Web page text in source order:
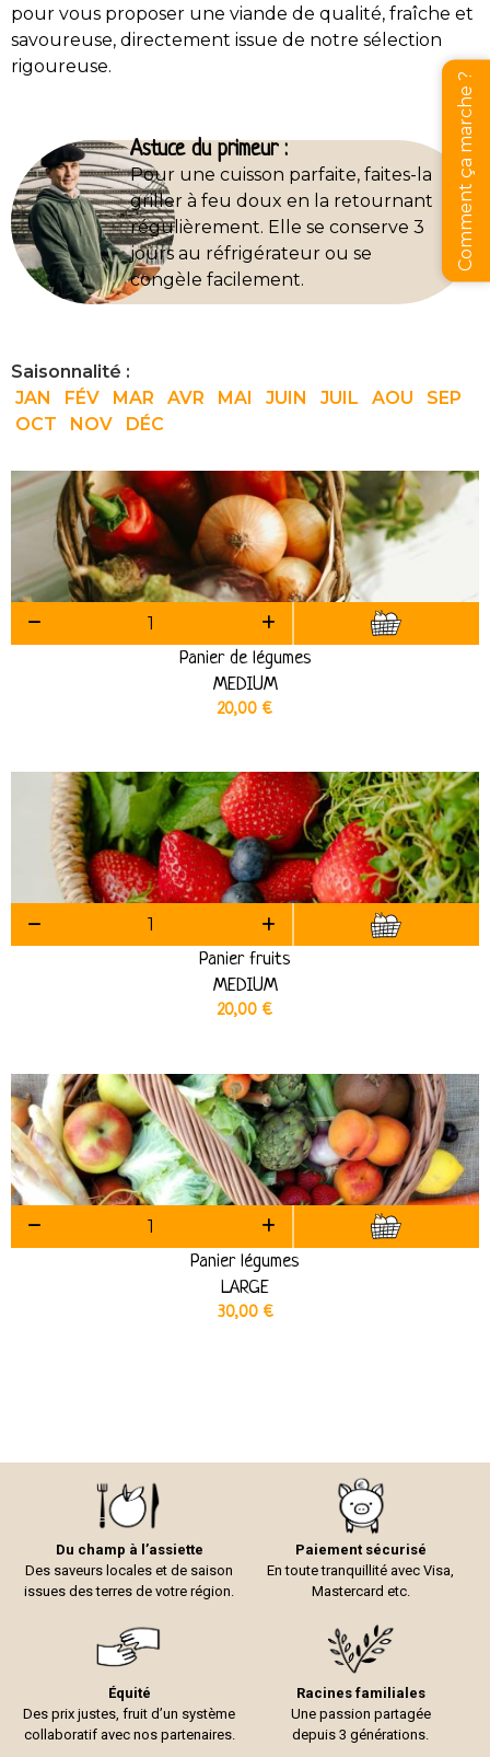
pour vous proposer une viande de qualité, fraîche et
savoureuse, directement issue de notre sélection
rigoureuse.
Astuce du primeur :
Pour une cuisson parfaite, faites-la
griller à feu doux en la retournant
régulièrement. Elle se conserve 3
jours au réfrigérateur ou se
congèle facilement.
Saisonnalité :
JAN
FÉV MAR AVR MAI JUIN JUIL AOU
SEP
OCT
NOV DÉC
Panier de légumes
MEDIUM
20,00 €
Panier fruits
MEDIUM
20,00 €
Panier légumes
LARGE
30,00 €
Du champ à l’assiette
Des saveurs locales et de saison
issues des terres de votre région.
Paiement sécurisé
En toute tranquillité avec Visa,
Mastercard etc.
Équité
Des prix justes, fruit d’un système
collaboratif avec nos partenaires.
Racines familiales
Une passion partagée
depuis 3 générations.
Comment ça marche ?